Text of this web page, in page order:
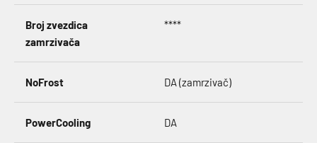
Broj zvezdica
zamrzivača
****
NoFrost DA (zamrzivač)
PowerCooling DA